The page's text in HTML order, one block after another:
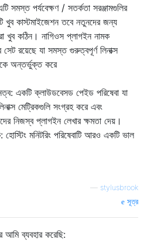
সমস্ত পর্যবেক্ষণ / সতর্কতা সরঞ্জামগুলির
খুব কাস্টমাইজেশন তবে নতুনদের জন্য
খুব কঠিন। নাগিওস প্লাগইন নামক
সেট রয়েছে যা সমস্ত গুরুত্বপূর্ণ লিনাক্স
অন্তর্ভুক্ত করে
একটি ক্লাউডবেসড পেইড পরিষেবা যা
মেট্রিকগুলি সংগ্রহ করে এবং
নিজস্ব প্লাগইন লেখার ক্ষমতা দেয়।
হোস্টিং মনিটরিং পরিষেবাটি আরও একটি ভাল
stylusbrook
সূত্র
ব্যবহার করেছি: